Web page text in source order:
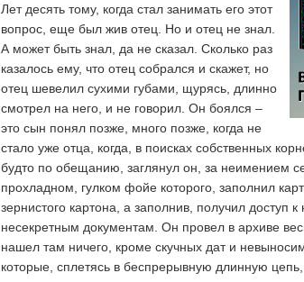
Лет десять тому, когда стал занимать его этот
вопрос, еще был жив отец. Но и отец не знал.
А может быть знал, да не сказал. Сколько раз
казалось ему, что отец собрался и скажет, но
отец шевелил сухими губами, щурясь, длинно
смотрел на него, и не говорил. Он боялся –
это сын понял позже, много позже, когда не
стало уже отца, когда, в поисках собственных
будто по обещанию, заглянул он, за неимением
прохладном, гулком фойе которого, заполнил
зернистого картона, а заполнив, получил доступ
несекретным документам. Он провел в архиве
нашел там ничего, кроме скучных дат и
которые, сплетясь в беспрерывную длинную